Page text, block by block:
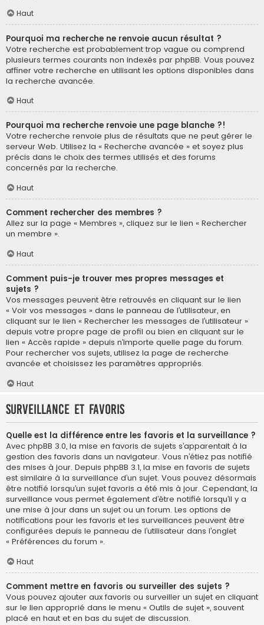
Haut
Pourquoi ma recherche ne renvoie aucun résultat ?
Votre recherche est probablement trop vague ou comprend
plusieurs termes courants non indexés par phpBB. Vous pouvez
affiner votre recherche en utilisant les options disponibles dans
la recherche avancée.
Haut
Pourquoi ma recherche renvoie une page blanche ?!
Votre recherche renvoie plus de résultats que ne peut gérer le
serveur Web. Utilisez la « Recherche avancée » et soyez plus
précis dans le choix des termes utilisés et des forums
concernés par la recherche.
Haut
Comment rechercher des membres ?
Allez sur la page « Membres », cliquez sur le lien « Rechercher
un membre ».
Haut
Comment puis-je trouver mes propres messages et
sujets ?
Vos messages peuvent être retrouvés en cliquant sur le lien
« Voir vos messages » dans le panneau de l’utilisateur, en
cliquant sur le lien « Rechercher les messages de l’utilisateur »
depuis votre propre page de profil ou bien en cliquant sur le
lien « Accès rapide » depuis n’importe quelle page du forum.
Pour rechercher vos sujets, utilisez la page de recherche
avancée et choisissez les paramètres appropriés.
Haut
Surveillance et favoris
Quelle est la différence entre les favoris et la surveillance ?
Avec phpBB 3.0, la mise en favoris de sujets s’apparentait à la
gestion des favoris dans un navigateur. Vous n’étiez pas notifié
des mises à jour. Depuis phpBB 3.1, la mise en favoris de sujets
est similaire à la surveillance d’un sujet. Vous pouvez désormais
être notifié lorsqu’un sujet favoris a été mis à jour. Cependant, la
surveillance vous permet également d’être notifié lorsqu’il y a
une mise à jour dans un sujet ou un forum. Les options de
notifications pour les favoris et les surveillances peuvent être
configurées depuis le panneau de l’utilisateur dans l’onglet
« Préférences du forum ».
Haut
Comment mettre en favoris ou surveiller des sujets ?
Vous pouvez ajouter aux favoris ou surveiller un sujet en cliquant
sur le lien approprié dans le menu « Outils de sujet », souvent
placé en haut et en bas du sujet de discussion.